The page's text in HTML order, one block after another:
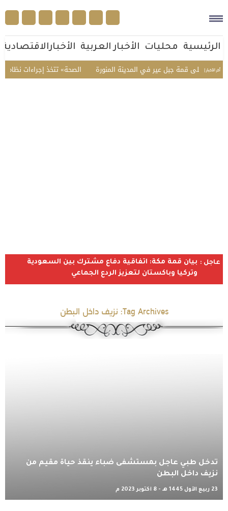
الرئيسية محليات الأخبار العربية الأخبارالاقتصادية
أخر الأخبار | «الصحة» تتخذ إجراءات على قمة جبل عير في المدينة المنورة
عاجل : بيان قمة مكة: اتفاقية دفاع مشترك بين السعودية
وتركيا وباكستان لتعزيز الردع الجماعي
Tag Archives: نزيف داخل البطن
تدخل طبي عاجل بمستشفى ضباء ينقذ حياة مقيم من
نزيف داخل البطن
23 ربيع الأول 1445 هـ - 8 أكتوبر 2023 م